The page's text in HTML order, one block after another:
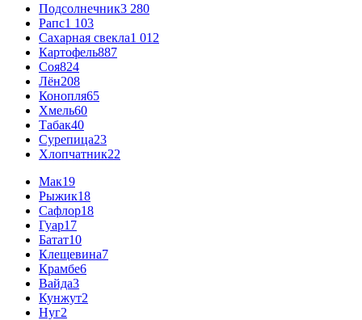
Подсолнечник3 280
Рапс1 103
Сахарная свекла1 012
Картофель887
Соя824
Лён208
Конопля65
Хмель60
Табак40
Сурепица23
Хлопчатник22
Мак19
Рыжик18
Сафлор18
Гуар17
Батат10
Клещевина7
Крамбе6
Вайда3
Кунжут2
Нуг2